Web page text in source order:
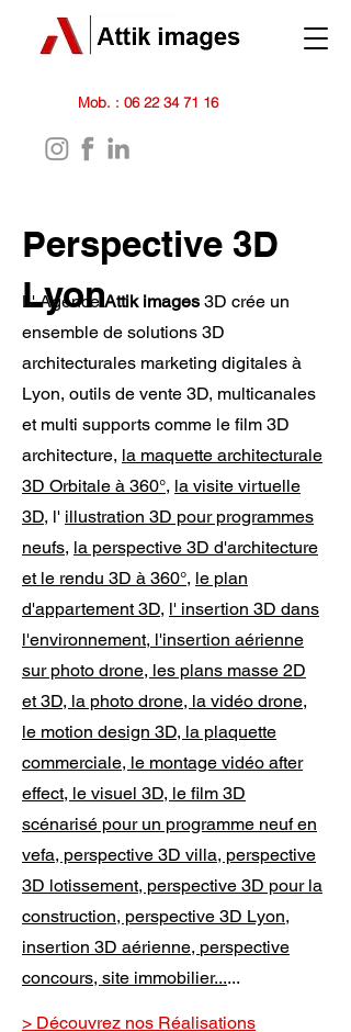
Mob. : 06 22 34 71 16
L' Agence Attik images 3D crée un
ensemble de solutions 3D
architecturales marketing digitales à
Lyon, outils de vente 3D, multicanales
et multi supports comme le film 3D
architecture, la maquette architecturale
3D Orbitale à 360°, la visite virtuelle
3D, l' illustration 3D pour programmes
neufs, la perspective 3D d'architecture
et le rendu 3D à 360°, le plan
d'appartement 3D, l' insertion 3D dans
l'environnement, l'insertion aérienne
sur photo drone, les plans masse 2D
et 3D, la photo drone, la vidéo drone,
le motion design 3D, la plaquette
commerciale, le montage vidéo after
effect, le visuel 3D, le film 3D
scénarisé pour un programme neuf en
vefa, perspective 3D villa, perspective
3D lotissement, perspective 3D pour la
construction, perspective 3D Lyon,
insertion 3D aérienne, perspective
concours, site immobilier......
> Découvrez nos Réalisations
Perspective 3D
Lyon